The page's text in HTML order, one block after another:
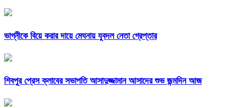
ভাগ্নীকে বিয়ে করার দায়ে মেঘনায় যুবদল নেতা গ্রেপ্তার
শিবপুর প্রেস ক্লাবের সভাপতি আসাদুজ্জামান আসাদের শুভ জন্মদিন আজ